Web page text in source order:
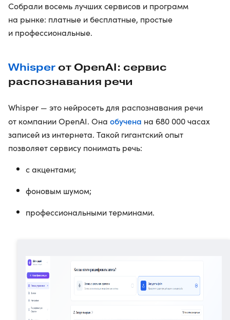
Собрали восемь лучших сервисов и программ
на рынке: платные и бесплатные, простые
и профессиональные.
Whisper от OpenAI: сервис
распознавания речи
Whisper — это нейросеть для распознавания речи
от компании OpenAI. Она обучена на 680 000 часах
записей из интернета. Такой гигантский опыт
позволяет сервису понимать речь:
с акцентами;
фоновым шумом;
профессиональными терминами.